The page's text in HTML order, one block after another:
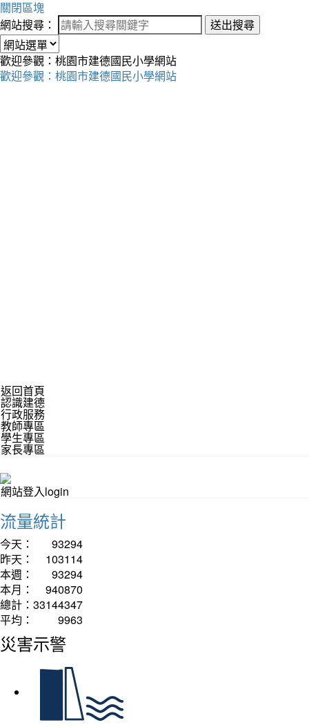
關閉區塊
網站搜尋：
送出搜尋
歡迎參觀：桃園市建德國民小學網站
歡迎參觀：桃園市建德國民小學網站
返回首頁
認識建德
行政服務
教師專區
學生專區
家長專區
網站登入login
流量統計
今天：
93294
昨天：
103114
本週：
93294
本月：
940870
總計： 33144347
平均：
9963
災害示警